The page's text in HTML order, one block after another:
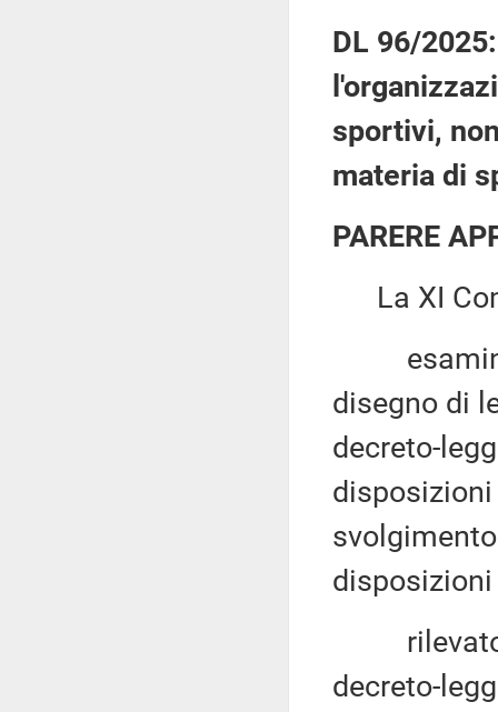
DL 96/
sportivi,
materia di
PARERE
La XI
disegno di
decreto-
rilevato
decreto-